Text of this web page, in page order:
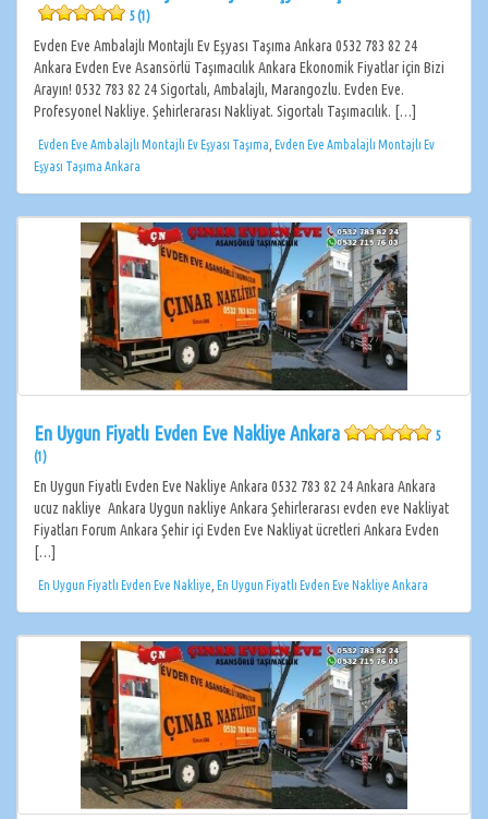
5 (1)
Evden Eve Ambalajlı Montajlı Ev Eşyası Taşıma Ankara 0532 783 82 24
Ankara Evden Eve Asansörlü Taşımacılık Ankara Ekonomik Fiyatlar için Bizi
Arayın! 0532 783 82 24 Sigortalı, Ambalajlı, Marangozlu. Evden Eve.
Profesyonel Nakliye. Şehirlerarası Nakliyat. Sigortalı Taşımacılık. […]
Evden Eve Ambalajlı Montajlı Ev Eşyası Taşıma
Evden Eve Ambalajlı Montajlı Ev
Eşyası Taşıma Ankara
En Uygun Fiyatlı Evden Eve Nakliye Ankara
5
(1)
En Uygun Fiyatlı Evden Eve Nakliye Ankara 0532 783 82 24 Ankara Ankara
ucuz nakliye Ankara Uygun nakliye Ankara Şehirlerarası evden eve Nakliyat
Fiyatları Forum Ankara Şehir içi Evden Eve Nakliyat ücretleri Ankara Evden
[…]
En Uygun Fiyatlı Evden Eve Nakliye En Uygun Fiyatlı Evden Eve Nakliye Ankara